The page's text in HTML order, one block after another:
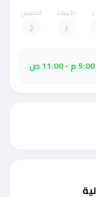
الأربعاء
ر
الخميس
خ
5:00 م - 11:00 ص